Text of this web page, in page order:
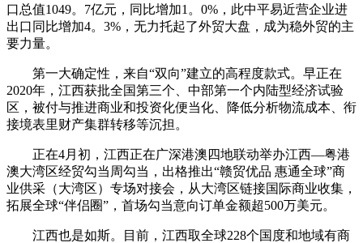
口总值1049。7亿元，同比增加1。0%，此中平易近营企业进
出口同比增加4。3%，无力托起了外贸大盘，成为稳外贸的主
要力量。
第一大确定性，来自“双向”建立的高程度款式。早正在
2020年，江西获批全国第三个、中部第一个内陆型经济试验
区，被付与推进商业和投资化便当化、降低分析物流成本、衔
接境表里财产集群转移等沉担。
正在4月初，江西正在广深港澳四地联动举办江西—粤港
澳大湾区经贸勾当周勾当，出格推出“赣贸优品 惠通全球”商
业供采（大湾区）专场对接会，从大湾区链接国际商业收集，
拓展全球“伴侣圈”，首场勾当意向订单金额超500万美元。
江西也是如斯。目前，江西取全球228个国度和地域有商